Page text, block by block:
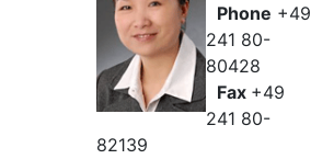
Phone +49
241 80-
80428
Fax +49
241 80-
82139